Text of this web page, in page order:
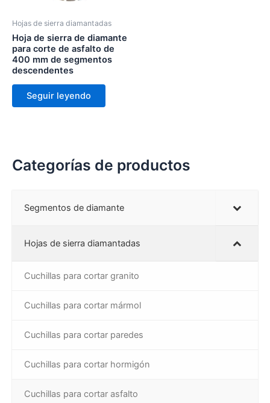
Hojas de sierra diamantadas
Hoja de sierra de diamante
para corte de asfalto de
400 mm de segmentos
descendentes
Seguir leyendo
Categorías de productos
Segmentos de diamante
Hojas de sierra diamantadas
Cuchillas para cortar granito
Cuchillas para cortar mármol
Cuchillas para cortar paredes
Cuchillas para cortar hormigón
Cuchillas para cortar asfalto